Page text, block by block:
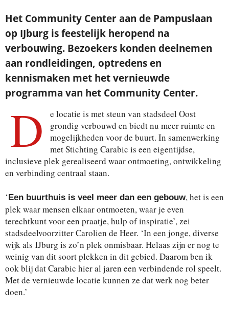
Het Community Center aan de Pampuslaan
op IJburg is feestelijk heropend na
verbouwing. Bezoekers konden deelnemen
aan rondleidingen, optredens en
kennismaken met het vernieuwde
programma van het Community Center.
D
e locatie is met steun van stadsdeel Oost
grondig verbouwd en biedt nu meer ruimte en
mogelijkheden voor de buurt. In samenwerking
met Stichting Carabic is een eigentijdse,
inclusieve plek gerealiseerd waar ontmoeting, ontwikkeling
en verbinding centraal staan.
‘Een buurthuis is veel meer dan een gebouw, het is een
plek waar mensen elkaar ontmoeten, waar je even
terechtkunt voor een praatje, hulp of inspiratie’, zei
stadsdeelvoorzitter Carolien de Heer. ‘In een jonge, diverse
wijk als IJburg is zo’n plek onmisbaar. Helaas zijn er nog te
weinig van dit soort plekken in dit gebied. Daarom ben ik
ook blij dat Carabic hier al jaren een verbindende rol speelt.
Met de vernieuwde locatie kunnen ze dat werk nog beter
doen.’